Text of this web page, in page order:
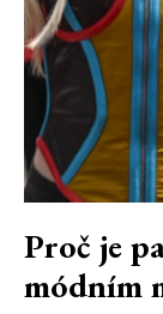
Proč je
módním